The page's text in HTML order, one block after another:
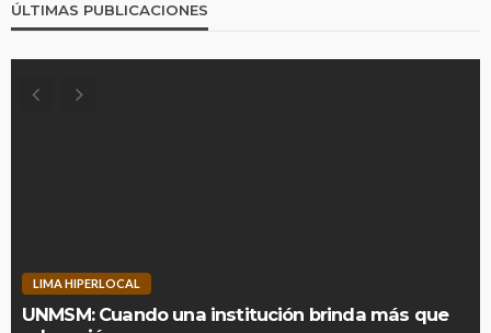
ÚLTIMAS PUBLICACIONES
LIMA HIPERLOCAL
UNMSM: Cuando una institución brinda más que